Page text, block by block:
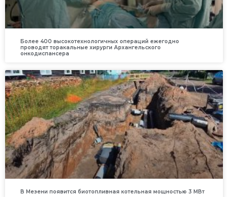
Более 400 высокотехнологичных операций ежегодно
проводят торакальные хирурги Архангельского
онкодиспансера
В Мезени появится биотопливная котельная мощностью 3 МВт